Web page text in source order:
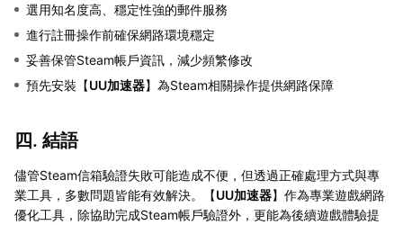
選用知名度高、穩定性強的郵件服務
進行註冊操作前確保網路環境穩定
妥善保管Steam帳戶資訊，減少頻繁修改
預先安裝【UU加速器】為Steam相關操作提供網路保障
四. 結語
儘管Steam信箱驗證失敗可能造成不便，但透過正確處理方式與專
業工具，多數問題皆能有效解決。【UU加速器】作為專業遊戲網路
優化工具，除協助完成Steam帳戶驗證外，更能為後續遊戲體驗提